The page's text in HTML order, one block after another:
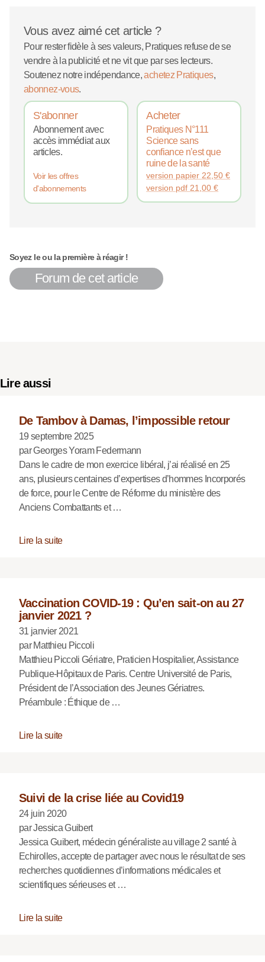
Vous avez aimé cet article ?
Pour rester fidèle à ses valeurs, Pratiques refuse de se
vendre à la publicité et ne vit que par ses lecteurs.
Soutenez notre indépendance,achetez Pratiques,
abonnez-vous.
S'abonner
Abonnement avec
accès immédiat aux
articles.
Voir les offres
d'abonnements
Acheter
Pratiques N°111
Science sans
confiance n’est que
ruine de la santé
version papier 22,50€
version pdf 21,00€
Soyez le ou la première à réagir !
Forum de cet article
Lire aussi
De Tambov à Damas, l’impossible retour
19 septembre 2025
par Georges Yoram Federmann
Dans le cadre de mon exercice libéral, j’ai réalisé en 25
ans, plusieurs centaines d’expertises d’hommes Incorporés
de force, pour le Centre de Réforme du ministère des
Anciens Combattants et …
Lire la suite
Vaccination COVID-19 : Qu’en sait-on au 27
janvier 2021 ?
31 janvier 2021
par Matthieu Piccoli
Matthieu Piccoli Gériatre, Praticien Hospitalier, Assistance
Publique-Hôpitaux de Paris. Centre Université de Paris,
Président de l’Association des Jeunes Gériatres.
Préambule : Éthique de …
Lire la suite
Suivi de la crise liée au Covid19
24 juin 2020
par Jessica Guibert
Jessica Guibert, médecin généraliste au village 2 santé à
Echirolles, accepte de partager avec nous le résultat de ses
recherches quotidiennes d’informations médicales et
scientifiques sérieuses et …
Lire la suite